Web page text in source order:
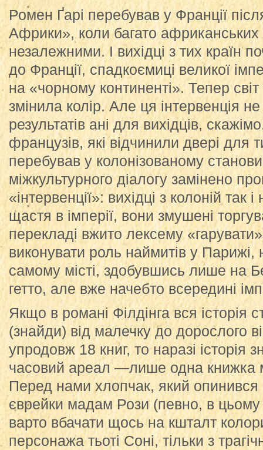
Ромен Ґарі перебував у Франції
Африки», коли багато африканських
незалежними. І вихідці з тих країн
до Франції, спадкоємиці великої
на «чорному континенті». Тепер
змінила колір. Але ця інтервенція
результатів ані для вихідців,
французів, які відчинили двері для
перебував у колонізованому
міжкультурного діалогу замінено
«інтервенції»: вихідці з колоній так
щастя в імперії, вони змушені
перекладі вжито лексему
виконувати роль наймитів у
самому місті, здобувшись лише на
гетто, але вже начебто всередині
Якщо в романі Філдінга вся історія
(знайди) від малечку до дорослого
упродовж 18 книг, то наразі історія
часовий ареал —лише одна книжка
Перед нами хлопчак, який опинився
єврейки мадам Рози (певно, в цьому
варто вбачати щось на кшталт
персонажа тьоті Соні, тільки з